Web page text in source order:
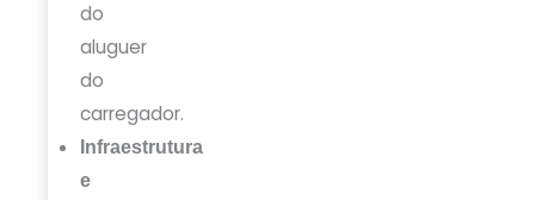
do
aluguer
do
carregador.
Infraestrutura
e